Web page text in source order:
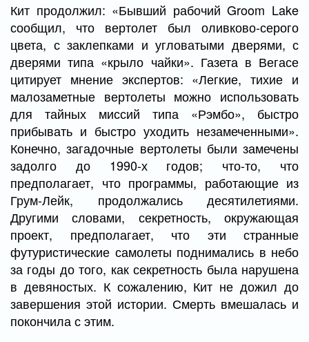
Кит продолжил: «Бывший рабочий Groom Lake
сообщил, что вертолет был оливково-серого
цвета, с заклепками и угловатыми дверями, с
дверями типа «крыло чайки». Газета в Вегасе
цитирует мнение экспертов: «Легкие, тихие и
малозаметные вертолеты можно использовать
для тайных миссий типа «Рэмбо», быстро
прибывать и быстро уходить незамеченными».
Конечно, загадочные вертолеты были замечены
задолго до 1990-х годов; что-то, что
предполагает, что программы, работающие из
Грум-Лейк, продолжались десятилетиями.
Другими словами, секретность, окружающая
проект, предполагает, что эти странные
футуристические самолеты поднимались в небо
за годы до того, как секретность была нарушена
в девяностых. К сожалению, Кит не дожил до
завершения этой истории. Смерть вмешалась и
покончила с этим.